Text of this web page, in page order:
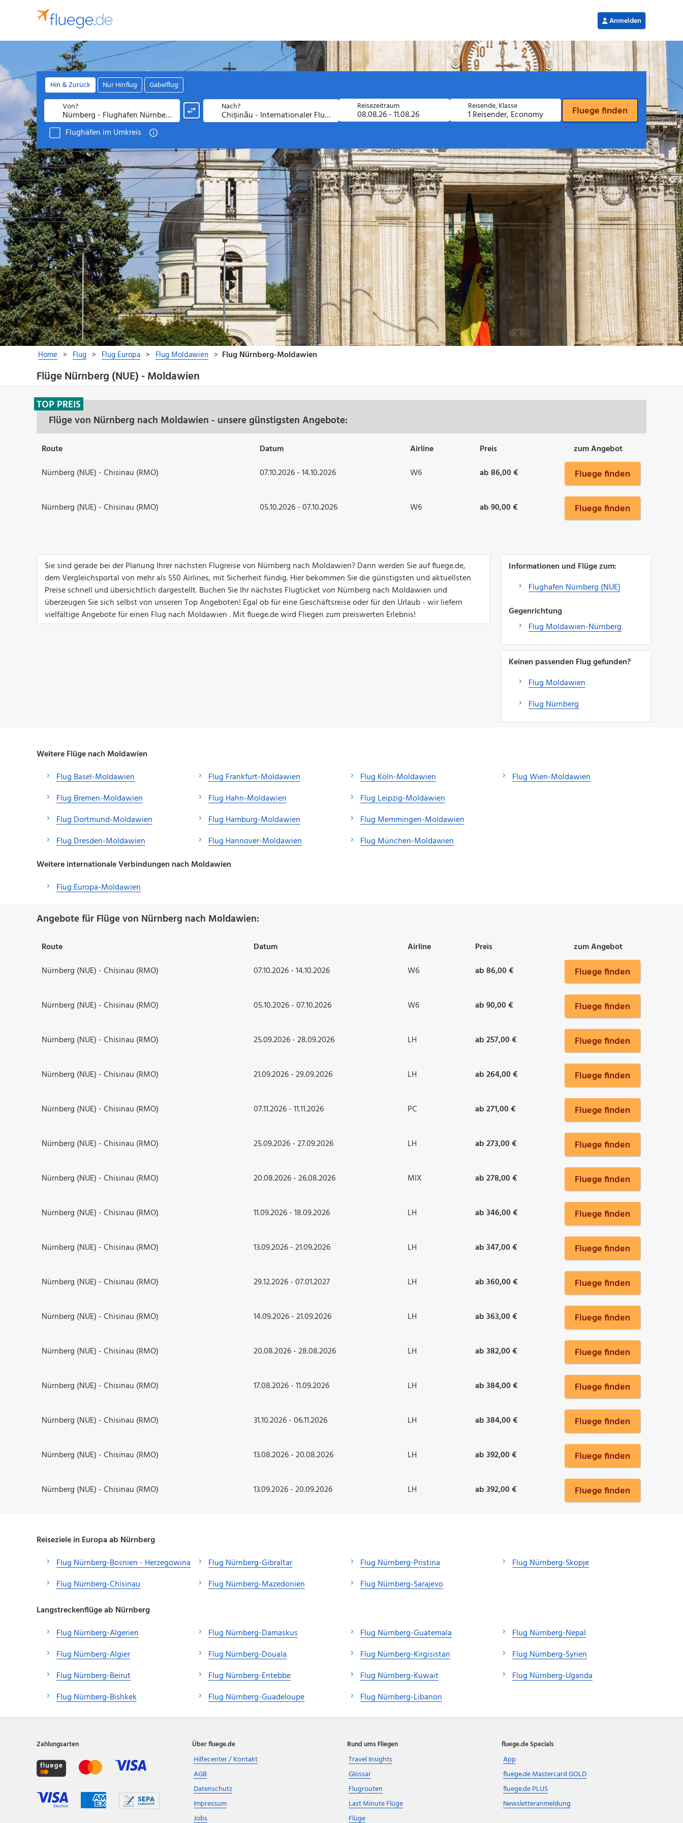
Flüge Nürnberg (NUE) - Moldawien
Flüge von Nürnberg nach Moldawien - unsere günstigsten Angebote:
TOP PREIS
Route Datum Airline Preis
zum Angebot
Nürnberg (NUE) - Chisinau (RMO)
07.10.2026 - 14.10.2026 W6 ab 86,00 € Fluege finden
Nürnberg (NUE) - Chisinau (RMO) 05.10.2026 - 07.10.2026 W6 ab 90,00 € Fluege finden
Sie sind gerade bei der Planung Ihrer nächsten Flugreise von Nürnberg nach Moldawien? Dann werden Sie auf fluege.de,
dem Vergleichsportal von mehr als 550 Airlines, mit Sicherheit fündig. Hier bekommen Sie die günstigsten und aktuellsten
Preise schnell und übersichtlich dargestellt. Buchen Sie Ihr nächstes Flugticket von Nürnberg nach Moldawien und
überzeugen Sie sich selbst von unseren Top Angeboten! Egal ob für eine Geschäftsreise oder für den Urlaub - wir liefern
vielfältige Angebote für einen Flug nach Moldawien . Mit fluege.de wird Fliegen zum preiswerten Erlebnis!
Informationen und Flüge zum:
Flughafen Nürnberg (NUE)
Gegenrichtung
Flug Moldawien-Nürnberg
Keinen passenden Flug gefunden?
Flug Moldawien
Flug Nürnberg
Weitere Flüge nach Moldawien
Flug Basel-Moldawien
Flug Bremen-Moldawien
Flug Dortmund-Moldawien
Flug Dresden-Moldawien
Flug Frankfurt-Moldawien
Flug Hahn-Moldawien
Flug Hamburg-Moldawien
Flug Hannover-Moldawien
Flug Köln-Moldawien
Flug Leipzig-Moldawien
Flug Memmingen-Moldawien
Flug München-Moldawien
Flug Wien-Moldawien
Weitere internationale Verbindungen nach Moldawien
Flug Europa-Moldawien
Angebote für Flüge von Nürnberg nach Moldawien:
Route Datum Airline Preis
zum Angebot
Nürnberg (NUE) - Chisinau (RMO)
07.10.2026 - 14.10.2026 W6 ab 86,00 € Fluege finden
Nürnberg (NUE) - Chisinau (RMO) 05.10.2026 - 07.10.2026 W6 ab 90,00 € Fluege finden
Nürnberg (NUE) - Chisinau (RMO) 25.09.2026 - 28.09.2026 LH ab 257,00 € Fluege finden
Nürnberg (NUE) - Chisinau (RMO) 21.09.2026 - 29.09.2026 LH ab 264,00 € Fluege finden
Nürnberg (NUE) - Chisinau (RMO) 07.11.2026 - 11.11.2026 PC ab 271,00 € Fluege finden
Nürnberg (NUE) - Chisinau (RMO) 25.09.2026 - 27.09.2026 LH ab 273,00 € Fluege finden
Nürnberg (NUE) - Chisinau (RMO) 20.08.2026 - 26.08.2026 MIX ab 278,00 € Fluege finden
Nürnberg (NUE) - Chisinau (RMO) 11.09.2026 - 18.09.2026 LH ab 346,00 € Fluege finden
Nürnberg (NUE) - Chisinau (RMO) 13.09.2026 - 21.09.2026 LH ab 347,00 € Fluege finden
Nürnberg (NUE) - Chisinau (RMO) 29.12.2026 - 07.01.2027 LH ab 360,00 € Fluege finden
Nürnberg (NUE) - Chisinau (RMO) 14.09.2026 - 21.09.2026 LH ab 363,00 € Fluege finden
Nürnberg (NUE) - Chisinau (RMO) 20.08.2026 - 28.08.2026 LH ab 382,00 € Fluege finden
Nürnberg (NUE) - Chisinau (RMO) 17.08.2026 - 11.09.2026 LH ab 384,00 € Fluege finden
Nürnberg (NUE) - Chisinau (RMO) 31.10.2026 - 06.11.2026 LH ab 384,00 € Fluege finden
Nürnberg (NUE) - Chisinau (RMO) 13.08.2026 - 20.08.2026 LH ab 392,00 € Fluege finden
Nürnberg (NUE) - Chisinau (RMO) 13.09.2026 - 20.09.2026 LH ab 392,00 € Fluege finden
Reiseziele in Europa ab Nürnberg
Flug Nürnberg-Bosnien - Herzegowina
Flug Nürnberg-Chisinau
Flug Nürnberg-Gibraltar
Flug Nürnberg-Mazedonien
Flug Nürnberg-Pristina
Flug Nürnberg-Sarajevo
Flug Nürnberg-Skopje
Langstreckenflüge ab Nürnberg
Flug Nürnberg-Algerien
Flug Nürnberg-Algier
Flug Nürnberg-Beirut
Flug Nürnberg-Bishkek
Flug Nürnberg-Damaskus
Flug Nürnberg-Douala
Flug Nürnberg-Entebbe
Flug Nürnberg-Guadeloupe
Flug Nürnberg-Guatemala
Flug Nürnberg-Kirgisistan
Flug Nürnberg-Kuwait
Flug Nürnberg-Libanon
Flug Nürnberg-Nepal
Flug Nürnberg-Syrien
Flug Nürnberg-Uganda